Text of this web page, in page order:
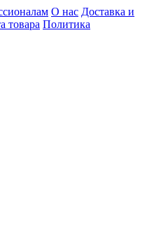
О нас Доставка и
товара Политика